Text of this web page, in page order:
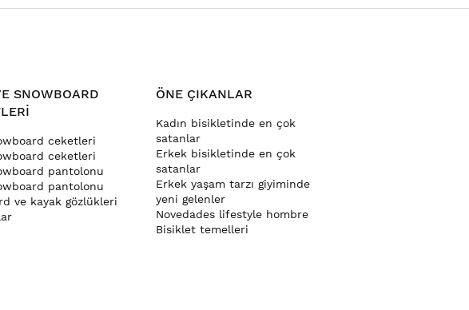
SNOWBOARD
ceketleri
ceketleri
pantolonu
pantolonu
ve kayak gözlükleri
ÖNE ÇIKANLAR
Kadın bisikletinde en çok
satanlar
Erkek bisikletinde en çok
satanlar
Erkek yaşam tarzı giyiminde
yeni gelenler
Novedades lifestyle hombre
Bisiklet temelleri